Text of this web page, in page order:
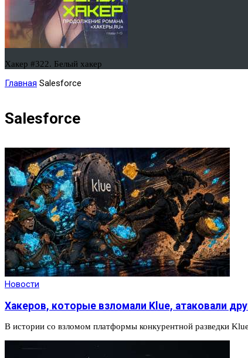
Хакер #322. Белый хакер
Главная Salesforce
Salesforce
Новости
Хакеров, которые взломали Klue, атаковали
В истории со взломом платформы конкурентной разведки